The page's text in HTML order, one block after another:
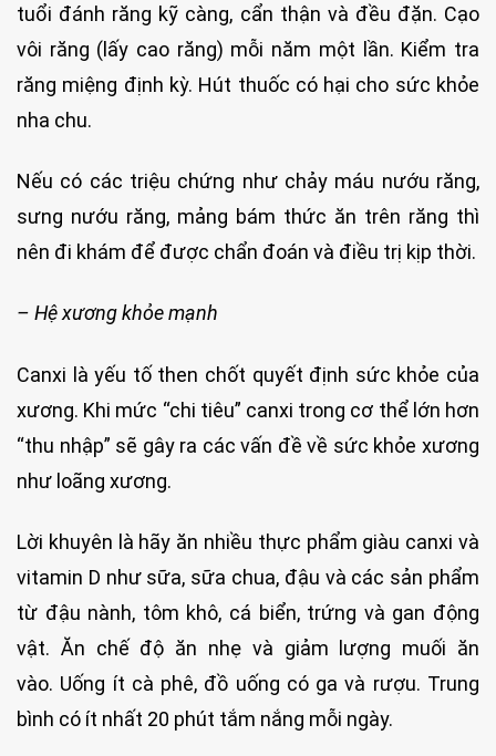
tuổi đánh răng kỹ càng, cẩn thận và đều đặn. Cạo
vôi răng (lấy cao răng) mỗi năm một lần. Kiểm tra
răng miệng định kỳ. Hút thuốc có hại cho sức khỏe
nha chu.
Nếu có các triệu chứng như chảy máu nướu răng,
sưng nướu răng, mảng bám thức ăn trên răng thì
nên đi khám để được chẩn đoán và điều trị kịp thời.
– Hệ xương khỏe mạnh
Canxi là yếu tố then chốt quyết định sức khỏe của
xương. Khi mức “chi tiêu” canxi trong cơ thể lớn hơn
“thu nhập” sẽ gây ra các vấn đề về sức khỏe xương
như loãng xương.
Lời khuyên là hãy ăn nhiều thực phẩm giàu canxi và
vitamin D như sữa, sữa chua, đậu và các sản phẩm
từ đậu nành, tôm khô, cá biển, trứng và gan động
vật. Ăn chế độ ăn nhẹ và giảm lượng muối ăn
vào. Uống ít cà phê, đồ uống có ga và rượu. Trung
bình có ít nhất 20 phút tắm nắng mỗi ngày.